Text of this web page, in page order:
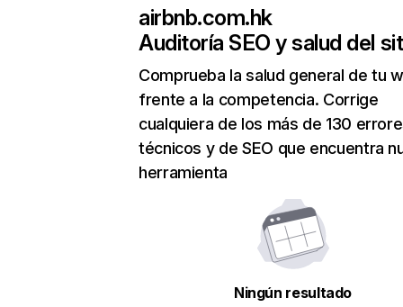
airbnb.com.hk
Auditoría SEO y salud del
Comprueba la salud general de tu
frente a la competencia. Corrige
cualquiera de los más de 130
técnicos y de SEO que encuentra
herramienta
Ningún resultado